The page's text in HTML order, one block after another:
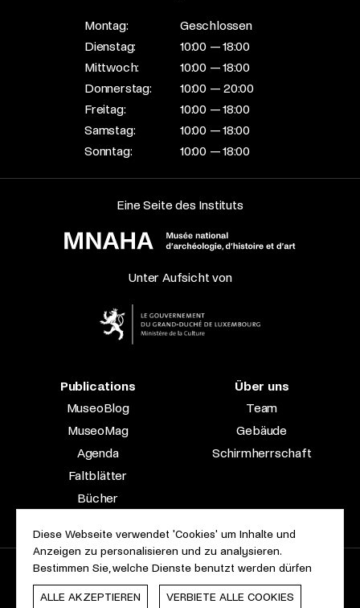
Montag:
Geschlossen
Dienstag:
10:00 — 18:00
Mittwoch:
10:00 — 18:00
Donnerstag:
10:00 — 20:00
Freitag:
10:00 — 18:00
Samstag:
10:00 — 18:00
Sonntag:
10:00 — 18:00
Eine Seite des Instituts
Unter Aufsicht von
Publications
MuseoBlog
MuseoMag
Agenda
Faltblätter
Bücher
Über uns
Team
Gebäude
Schirmherrschaft
2023 © Le Musée national d’archéologie, d’histoire et d’art |
Über diese Seite
Barrierefreiheit Rechtliche Hinweise
Diese Webseite verwendet 'Cookies' um Inhalte und
Anzeigen zu personalisieren und zu analysieren.
Bestimmen Sie, welche Dienste benutzt werden dürfen
ALLE AKZEPTIEREN VERBIETE ALLE COOKIES